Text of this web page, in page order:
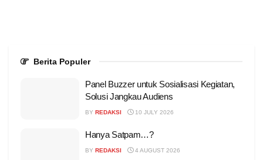
Berita Populer
Panel Buzzer untuk Sosialisasi Kegiatan,
Solusi Jangkau Audiens
BY REDAKSI 10 JULY 2026
Hanya Satpam…?
BY REDAKSI 4 AUGUST 2026